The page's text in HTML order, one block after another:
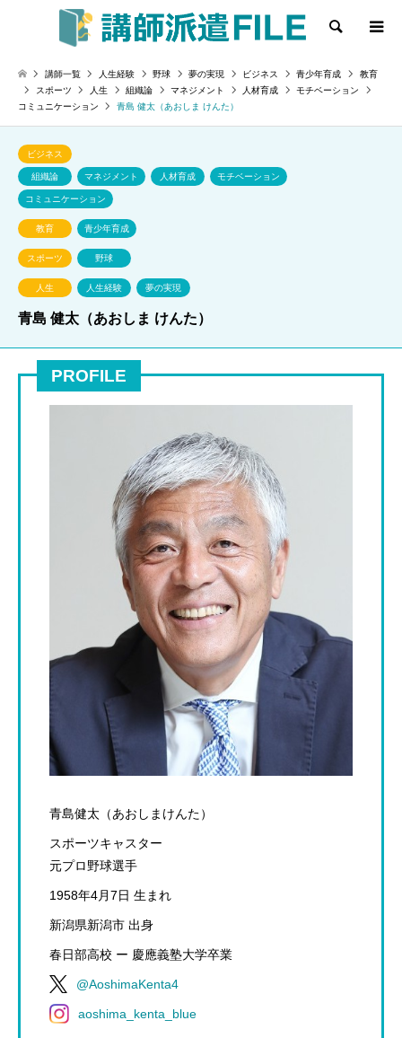
検索
講師一覧 人生経験 野球 夢の実現 ビジネス 青少年育成
教育
スポーツ
人生 組織論 マネジメント 人材育成
モチベーション
コミュニケーション
青島 健太（あおしま けんた）
ビジネス
組織論 マネジメント 人材育成 モチベーション
コミュニケーション
教育 青少年育成
スポーツ 野球
人生 人生経験 夢の実現
青島 健太（あおしま けんた）
PROFILE
青島健太（あおしまけんた）
スポーツキャスター
元プロ野球選手
1958年4月7日 生まれ
新潟県新潟市 出身
春日部高校 ー 慶應義塾大学卒業
@AoshimaKenta4
aoshima_kenta_blue